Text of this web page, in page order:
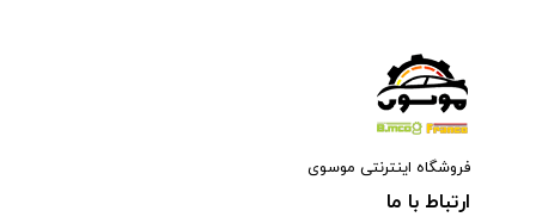
فروشگاه اینترنتی موسوی
ارتباط با ما